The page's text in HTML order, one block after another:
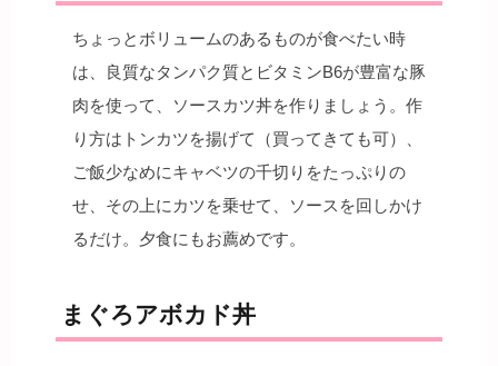
ちょっとボリュームのあるものが食べたい時
は、良質なタンパク質とビタミンB6が豊富な豚
肉を使って、ソースカツ丼を作りましょう。作
り方はトンカツを揚げて（買ってきても可）、
ご飯少なめにキャベツの千切りをたっぷりの
せ、その上にカツを乗せて、ソースを回しかけ
るだけ。夕食にもお薦めです。
まぐろアボカド丼